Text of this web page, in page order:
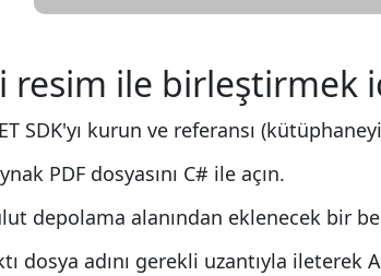
resim ile birleştirmek
SDK'yı kurun ve referansı
PDF dosyasını C# ile açın.
depolama alanından eklenecek bir
dosya adını gerekli uzantıyla